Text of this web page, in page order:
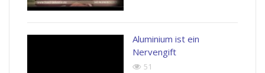
Aluminium ist ein
Nervengift
51